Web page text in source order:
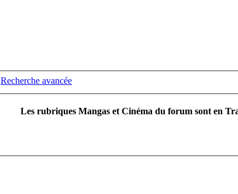
Recherche avancée
Les rubriques Mangas et Cinéma du forum sont en